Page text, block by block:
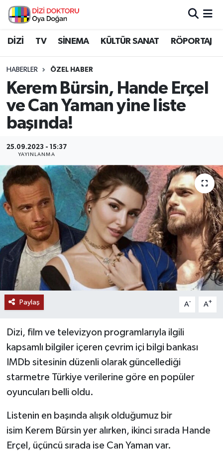
DİZİ TV SİNEMA KÜLTÜR SANAT RÖPORTAJ
HABERLER ÖZEL HABER
Kerem Bürsin, Hande Erçel
ve Can Yaman yine liste
başında!
25.09.2023 - 15:37
YAYINLANMA
Paylaş A- A+
Dizi, film ve televizyon programlarıyla ilgili
kapsamlı bilgiler içeren çevrim içi bilgi bankası
IMDb sitesinin düzenli olarak güncellediği
starmetre Türkiye verilerine göre en popüler
oyuncuları belli oldu.
Listenin en başında alışık olduğumuz bir
isim Kerem Bürsin yer alırken, ikinci sırada Hande
Erçel, üçüncü sırada ise Can Yaman var.
İstanbul Nöbetçi Eczaneler
İstanbul Namaz Vakitleri
İstanbul Trafik Yoğunluk Haritası
Tüm Manşetler
Son Dakika Haberleri
Haber Arşivi